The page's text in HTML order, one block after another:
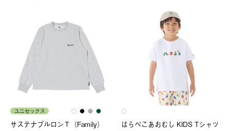
ユニセックス
サステナブルロンＴ（Family） はらぺこあおむし KIDS Tシャツ